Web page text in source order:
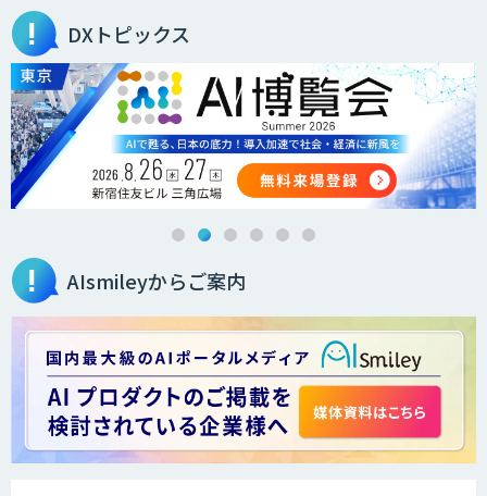
BizteX cobit
JobAuto
FEEDER（フィーダー）
DXトピックス
AIsmileyからご案内